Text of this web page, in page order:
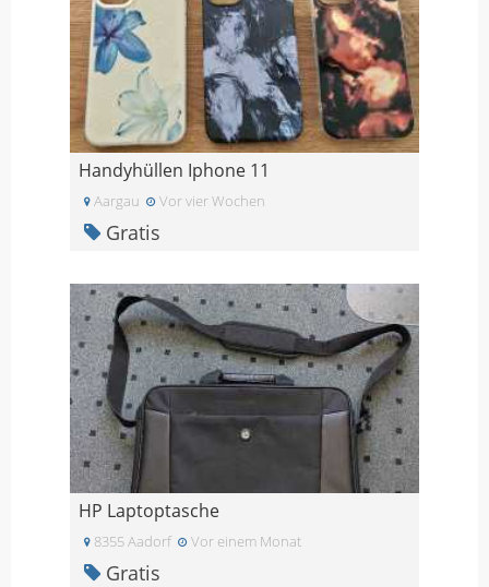
Handyhüllen Iphone 11
Aargau Vor vier Wochen
Gratis
HP Laptoptasche
8355 Aadorf Vor einem Monat
Gratis